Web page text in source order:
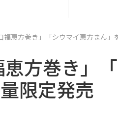
福恵方巻き」「シウマイ恵方まん」
方巻き」
限定発売